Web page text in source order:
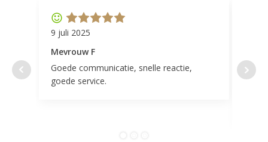
9 juli 2025
Mevrouw F
Goede communicatie, snelle reactie,
goede service.
door